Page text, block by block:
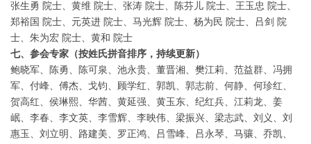
张生勇 院士、黄维 院士、张涛 院士、陈芬儿 院士、王玉忠 院士、
郑裕国 院士、元英进 院士、马光辉 院士、杨为民 院士、吕剑 院
士、朱为宏 院士、黄和 院士
七、参会专家（按姓氏拼音排序，持续更新）
鲍晓军、陈勇、陈可泉、池永贵、董晋湘、樊江莉、范益群、冯拥
军、付峰、傅杰、戈钧、顾学红、郭凯、郭志前、何静、何珍红、
贺高红、侯琳熙、华茜、黄延强、黄玉东、纪红兵、江莉龙、姜
岷、李春、李文英、李雪辉、李映伟、梁振兴、梁志武、刘义、刘
惠玉、刘立明、路建美、罗正鸿、吕雪峰、吕永琴、马骧、乔凯、